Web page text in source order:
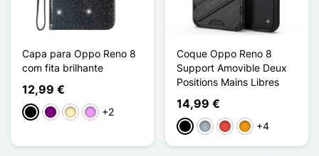
Capa para Oppo Reno 8
com fita brilhante
12,99 €
PretoPúrpura
OuroVioleta ligeira
+2
Coque Oppo Reno 8
Support Amovible Deux
Positions Mains Libres
14,99 €
PretoCinzentoVermelho
Laranja
+4